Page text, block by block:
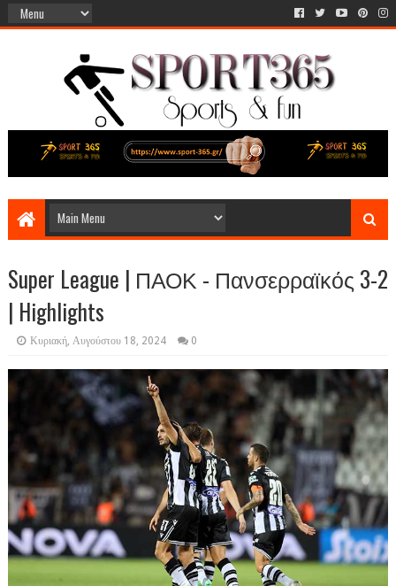
Super League | ΠΑΟΚ - Πανσερραϊκός 3-2
| Highlights
Κυριακή, Αυγούστου 18, 2024 0